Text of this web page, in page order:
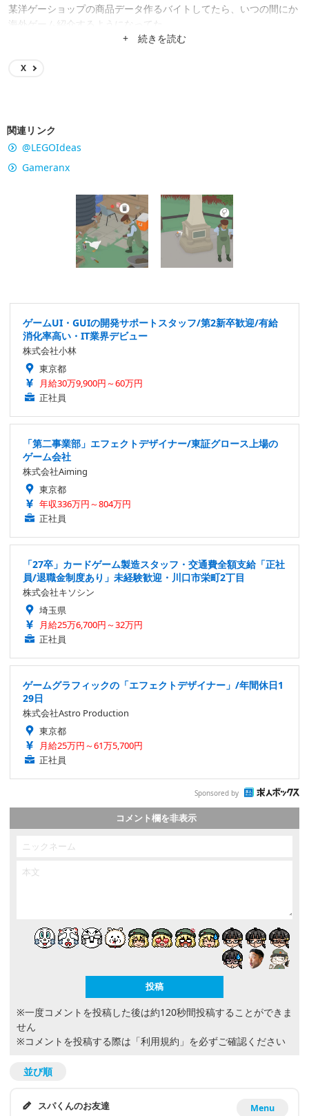
某洋ゲーショップの商品データ作るバイトしてたら、いつの間にか
海外ゲーム紹介するようになってた。
+ 続きを読む
X
関連リンク
@LEGOIdeas
Gameranx
ゲームUI・GUIの開発サポートスタッフ/第2新卒歓迎/有給
消化率高い・IT業界デビュー
株式会社小林
東京都
月給30万9,900円～60万円
正社員
「第二事業部」エフェクトデザイナー/東証グロース上場の
ゲーム会社
株式会社Aiming
東京都
年収336万円～804万円
正社員
「27卒」カードゲーム製造スタッフ・交通費全額支給「正社
員/退職金制度あり」未経験歓迎・川口市栄町2丁目
株式会社キソシン
埼玉県
月給25万6,700円～32万円
正社員
ゲームグラフィックの「エフェクトデザイナー」/年間休日1
29日
株式会社Astro Production
東京都
月給25万円～61万5,700円
正社員
Sponsored by
コメント欄を非表示
※一度コメントを投稿した後は約120秒間投稿することができま
せん
※コメントを投稿する際は 「利用規約」 を必ずご確認ください
並び順
Menu
スパくんのお友達